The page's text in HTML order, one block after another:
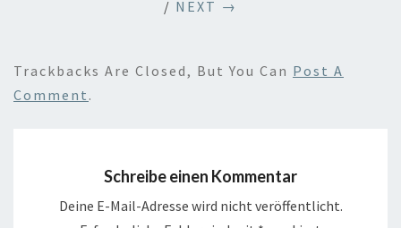
/ NEXT →
Trackbacks Are Closed, But You Can Post A
Comment .
Schreibe einen Kommentar
Deine E-Mail-Adresse wird nicht veröffentlicht.